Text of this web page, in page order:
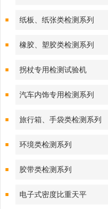
纸板、纸张类检测系列
橡胶、塑胶类检测系列
拐杖专用检测试验机
汽车内饰专用检测系列
旅行箱、手袋类检测系列
环境类检测系列
胶带类检测系列
电子式密度比重天平